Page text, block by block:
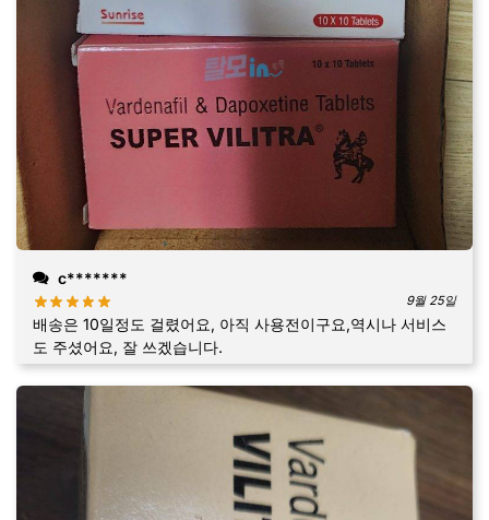
c*******
9월 25일
배송은 10일정도 걸렸어요, 아직 사용전이구요,역시나 서비스
도 주셨어요, 잘 쓰겠습니다.